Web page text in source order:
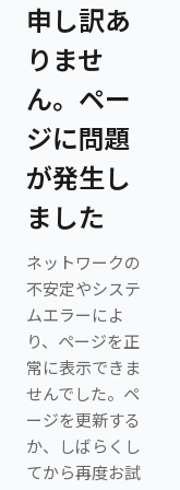
申し訳あ
りませ
ん。ペー
ジに問題
が発生し
ました
ネットワークの
不安定やシステ
ムエラーによ
り、ページを正
常に表示できま
せんでした。ペ
ージを更新する
か、しばらくし
てから再度お試